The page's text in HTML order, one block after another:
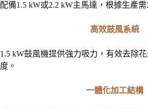
配備1.5 kW或2.2 kW主馬達，根據生產需
高效鼓風系統
1.5 kW鼓風機提供強力吸力，有效去除
度。
一體化加工結構